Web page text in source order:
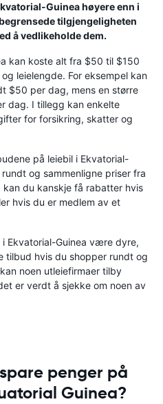
Guinea høyere enn i
tilgjengeligheten
å vedlikeholde dem.
kan koste alt fra $50 til $150
leielengde. For eksempel kan
$50 per dag, mens en større
dag. I tillegg kan enkelte
for forsikring, skatter og
på leiebil i Ekvatorial-
og sammenligne priser fra
du kanskje få rabatter hvis
hvis du er medlem av et
Ekvatorial-Guinea være dyre,
tilbud hvis du shopper rundt og
noen utleiefirmaer tilby
er verdt å sjekke om noen av
penger på
Guinea?